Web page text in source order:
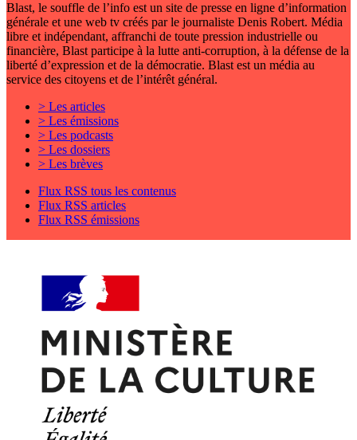
Blast, le souffle de l’info est un site de presse en ligne d’information
générale et une web tv créés par le journaliste Denis Robert. Média
libre et indépendant, affranchi de toute pression industrielle ou
financière, Blast participe à la lutte anti-corruption, à la défense de la
liberté d’expression et de la démocratie. Blast est un média au
service des citoyens et de l’intérêt général.
> Les articles
> Les émissions
> Les podcasts
> Les dossiers
> Les brèves
Flux RSS tous les contenus
Flux RSS articles
Flux RSS émissions